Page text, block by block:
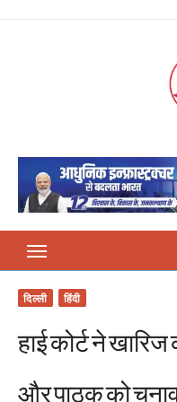
दिल्ली हिंदी
हाई कोर्ट ने